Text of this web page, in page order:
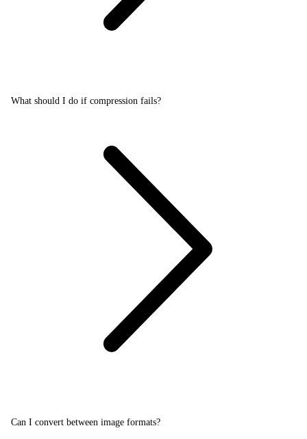
What should I do if compression fails?
Can I convert between image formats?